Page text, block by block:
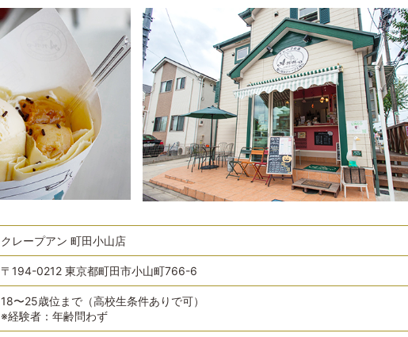
クレープアン 町田小山店
〒194-0212 東京都町田市小山町766-6
18〜25歳位まで（高校生条件ありで可）
※経験者：年齢問わず